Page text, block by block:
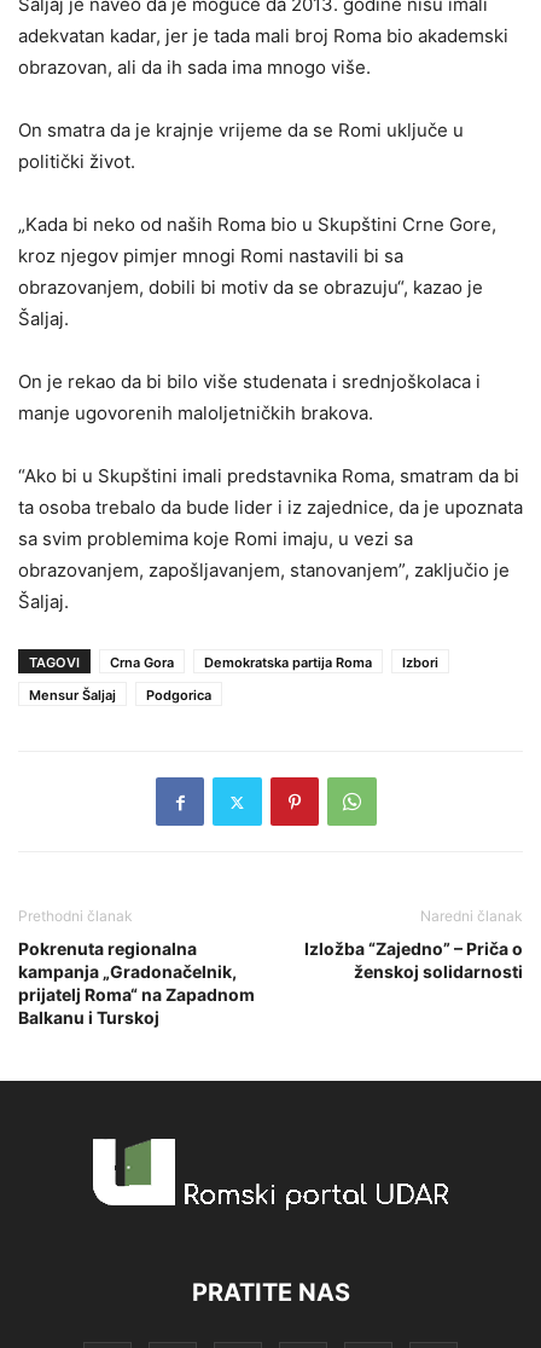
adekvatan kadar, jer je tada mali broj Roma bio akademski
obrazovan, ali da ih sada ima mnogo više.
On smatra da je krajnje vrijeme da se Romi uključe u
politički život.
„Kada bi neko od naših Roma bio u Skupštini Crne Gore,
kroz njegov pimjer mnogi Romi nastavili bi sa
obrazovanjem, dobili bi motiv da se obrazuju“, kazao je
Šaljaj.
On je rekao da bi bilo više studenata i srednjoškolaca i
manje ugovorenih maloljetničkih brakova.
“Ako bi u Skupštini imali predstavnika Roma, smatram da bi
ta osoba trebalo da bude lider i iz zajednice, da je upoznata
sa svim problemima koje Romi imaju, u vezi sa
obrazovanjem, zapošljavanjem, stanovanjem”, zaključio je
Šaljaj.
TAGOVI Crna Gora Demokratska partija Roma
Izbori
Mensur Šaljaj
Podgorica
Prethodni članak
Pokrenuta regionalna
kampanja „Gradonačelnik,
prijatelj Roma“ na Zapadnom
Balkanu i Turskoj
Naredni članak
Izložba “Zajedno” – Priča o
ženskoj solidarnosti
PRATITE NAS